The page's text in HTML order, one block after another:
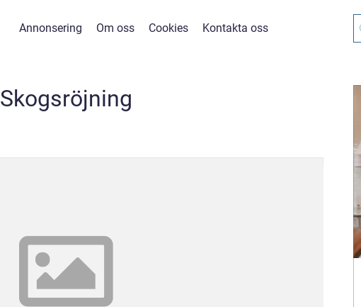
Annonsering Om oss Cookies Kontakta oss
Skogsröjning